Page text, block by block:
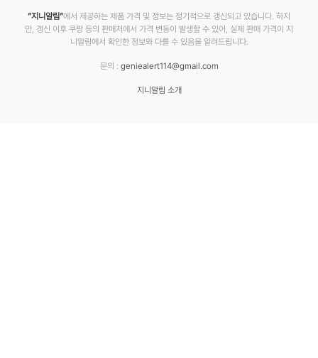
”지니알림”에서 제공하는 제품 가격 및 정보는 정기적으로 갱신되고 있습니다. 하지
만, 갱신 이후 쿠팡 등의 판매처에서 가격 변동이 발생할 수 있어, 실제 판매 가격이 지
니알림에서 확인한 정보와 다를 수 있음을 알려드립니다.
문의 : geniealert114@gmail.com
지니알림 소개